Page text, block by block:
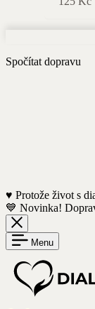
Spočítat dopravu
♥️ Protože život s
💙 Novinka!
Menu